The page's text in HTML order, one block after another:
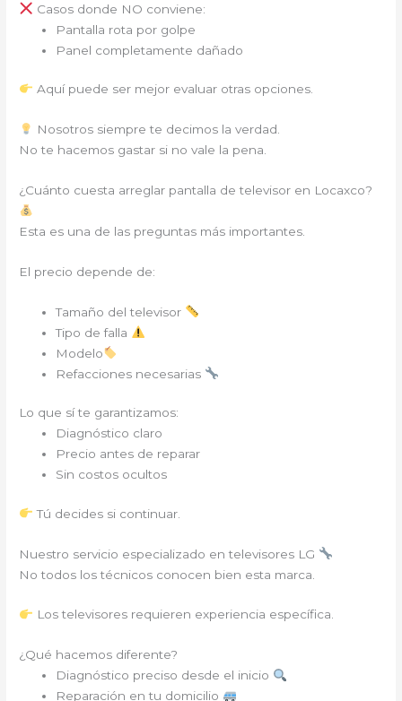
Casos donde NO conviene:
Pantalla rota por golpe
Panel completamente dañado
Aquí puede ser mejor evaluar otras opciones.
Nosotros siempre te decimos la verdad.
No te hacemos gastar si no vale la pena.
¿Cuánto cuesta arreglar pantalla de televisor en Locaxco?
Esta es una de las preguntas más importantes.
El precio depende de:
Tamaño del televisor
Tipo de falla
Modelo
Refacciones necesarias
Lo que sí te garantizamos:
Diagnóstico claro
Precio antes de reparar
Sin costos ocultos
Tú decides si continuar.
Nuestro servicio especializado en televisores LG
No todos los técnicos conocen bien esta marca.
Los televisores requieren experiencia específica.
¿Qué hacemos diferente?
Diagnóstico preciso desde el inicio
Reparación en tu domicilio